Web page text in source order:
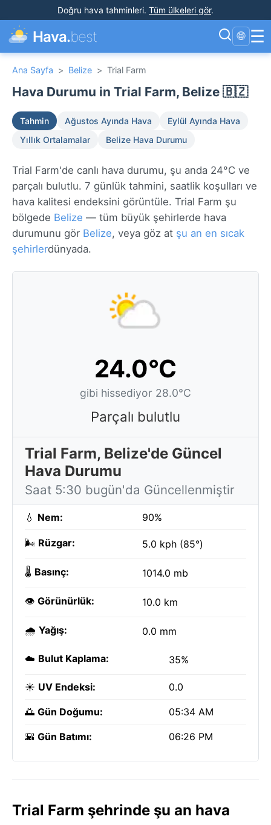
Doğru hava tahminleri. Tüm ülkeleri gör.
Hava.best 🌐 ☰
Ana Sayfa > Belize > Trial Farm
Hava Durumu in Trial Farm, Belize 🇧🇿
Tahmin Ağustos Ayında Hava
Eylül Ayında Hava
Yıllık Ortalamalar
Belize Hava Durumu
Trial Farm'de canlı hava durumu, şu anda 24°C ve
parçalı bulutlu. 7 günlük tahmini, saatlik koşulları ve
hava kalitesi endeksini görüntüle. Trial Farm şu
bölgede Belize — tüm büyük şehirlerde hava
durumunu gör Belize, veya göz at şu an en sıcak
şehirlerdünyada.
24.0°C
gibi hissediyor 28.0°C
Parçalı bulutlu
Trial Farm, Belize'de Güncel
Hava Durumu
Saat 5:30 bugün'da Güncellenmiştir
💧 Nem: 90%
🌬️ Rüzgar: 5.0 kph (85°)
🌡️ Basınç: 1014.0 mb
👁️ Görünürlük: 10.0 km
🌧️ Yağış: 0.0 mm
☁️ Bulut Kaplama: 35%
☀️ UV Endeksi: 0.0
🌅 Gün Doğumu: 05:34 AM
🌇 Gün Batımı: 06:26 PM
Trial Farm şehrinde şu an hava